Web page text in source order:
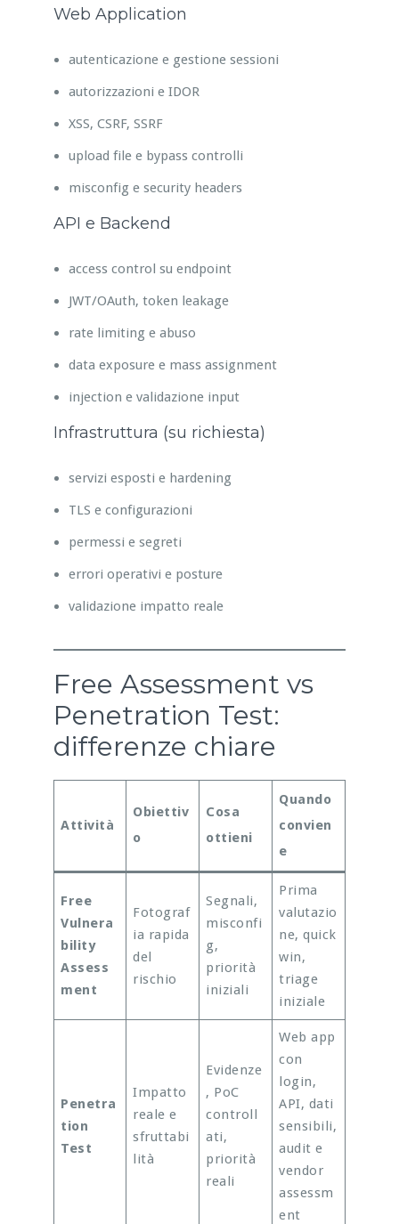
Web Application
autenticazione e gestione sessioni
autorizzazioni e IDOR
XSS, CSRF, SSRF
upload file e bypass controlli
misconfig e security headers
API e Backend
access control su endpoint
JWT/OAuth, token leakage
rate limiting e abuso
data exposure e mass assignment
injection e validazione input
Infrastruttura (su richiesta)
servizi esposti e hardening
TLS e configurazioni
permessi e segreti
errori operativi e posture
validazione impatto reale
Free Assessment vs
Penetration Test:
differenze chiare
Attività
Obiettiv
o
Cosa
ottieni
Quando
convien
e
Free
Vulnera
bility
Assess
ment
Fotograf
ia rapida
del
rischio
Segnali,
misconfi
g,
priorità
iniziali
Prima
valutazio
ne, quick
win,
triage
iniziale
Penetra
tion
Test
Impatto
reale e
sfruttabi
lità
Evidenze
, PoC
controll
ati,
priorità
reali
Web app
con
login,
API, dati
sensibili,
audit e
vendor
assessm
ent